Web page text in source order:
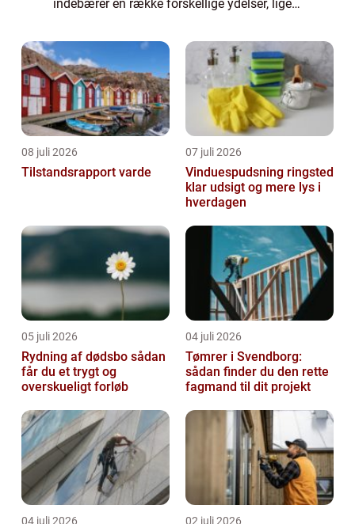
indebærer en række forskellige ydelser, lige
gu...
08 juli 2026
Tilstandsrapport varde
07 juli 2026
Vinduespudsning ringsted
klar udsigt og mere lys i
hverdagen
05 juli 2026
Rydning af dødsbo sådan
får du et trygt og
overskueligt forløb
04 juli 2026
Tømrer i Svendborg:
sådan finder du den rette
fagmand til dit projekt
04 juli 2026 02 juli 2026